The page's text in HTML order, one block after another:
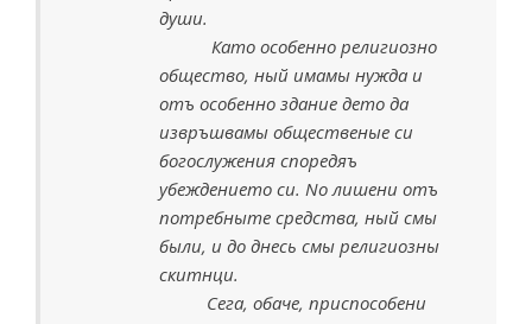
души.
Като особенно религиозно
общество, ный имамы нужда и
отъ особенно здание дето да
извръшвамы общественые си
богослужения споредяъ
убеждението си. Nо лишени отъ
потребныте средства, ный смы
были, и до днесь смы религиозны
скитнци.
Сега, обаче, приспособени